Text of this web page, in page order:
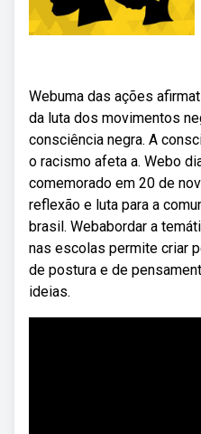
Webuma das ações
da luta dos movimentos
consciência negra. A
o racismo afeta a. Webo
comemorado em 20 de
reflexão e luta para a
brasil. Webabordar a
nas escolas permite criar
de postura e de
ideias.